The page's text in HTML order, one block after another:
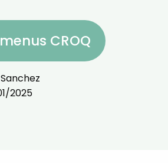
CROQ
2025